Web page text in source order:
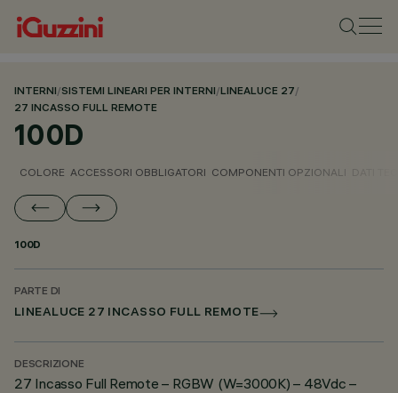
INTERNI/SISTEMI LINEARI PER INTERNI/LINEALUCE 27/
27 INCASSO FULL REMOTE
100D
COLORE ACCESSORI OBBLIGATORI COMPONENTI OPZIONALI
100D
PARTE DI
LINEALUCE 27 INCASSO FULL REMOTE
DESCRIZIONE
27 Incasso Full Remote – RGBW (W=3000K) – 48Vdc –